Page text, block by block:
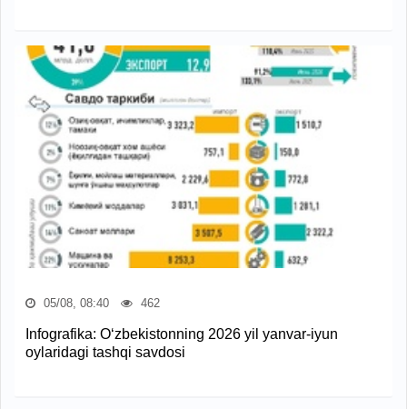
05/08, 08:40 462
Infografika: O‘zbekistonning 2026 yil yanvar-iyun
oylaridagi tashqi savdosi